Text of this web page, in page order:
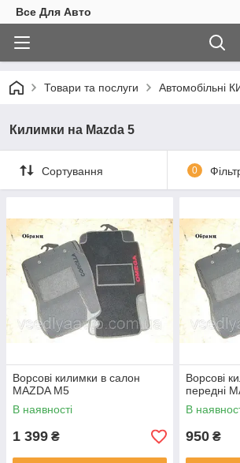
Все Для Авто
Товари та послуги Автомобільні
Килимки на Mazda 5
Сортування 0
Ворсові килимки в салон
MAZDA M5
В наявності
1 399 ₴
Ворсові
передні
В
950 ₴